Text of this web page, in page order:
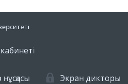
Экран дикторы